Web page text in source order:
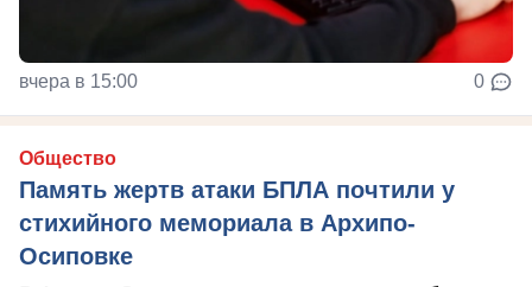
вчера в 15:00 0
Общество
Память жертв атаки БПЛА почтили у
стихийного мемориала в Архипо-
Осиповке